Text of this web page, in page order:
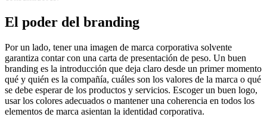
El poder del branding
Por un lado, tener una imagen de marca corporativa solvente
garantiza contar con una carta de presentación de peso. Un buen
branding es la introducción que deja claro desde un primer momento
qué y quién es la compañía, cuáles son los valores de la marca o qué
se debe esperar de los productos y servicios. Escoger un buen logo,
usar los colores adecuados o mantener una coherencia en todos los
elementos de marca asientan la identidad corporativa.